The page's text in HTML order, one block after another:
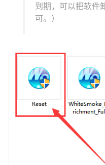
到期，可以把软件
可。）